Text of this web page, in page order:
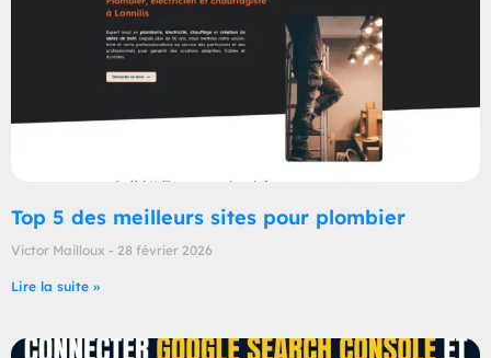
Top 5 des meilleurs sites pour plombier
Victor Mailloux 28 février 2026
Lire la suite »